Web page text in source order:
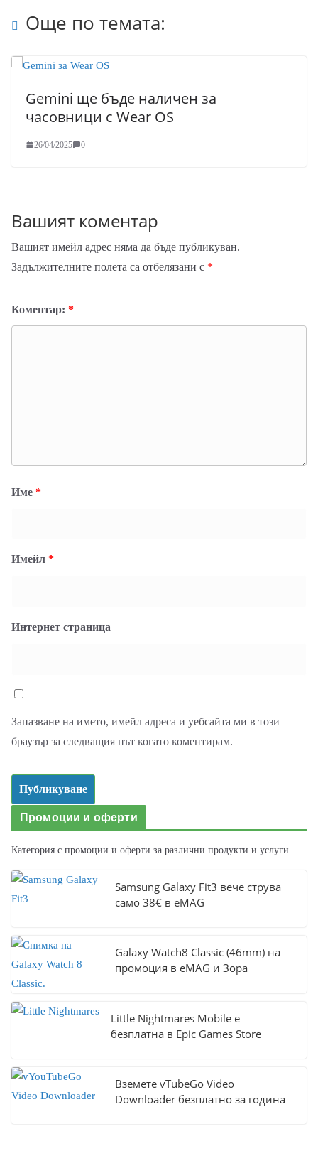
Още по темата:
Gemini ще бъде наличен за
часовници с Wear OS
26/04/2025 0
Вашият коментар
Вашият имейл адрес няма да бъде публикуван.
Задължителните полета са отбелязани с *
Коментар: *
Име *
Имейл *
Интернет страница
Запазване на името, имейл адреса и уебсайта ми в този
браузър за следващия път когато коментирам.
Промоции и оферти
Категория с промоции и оферти за различни продукти и услуги.
Samsung Galaxy Fit3 вече струва
само 38€ в eMAG
Galaxy Watch8 Classic (46mm) на
промоция в eMAG и Зора
Little Nightmares Mobile е
безплатна в Epic Games Store
Вземете vTubeGo Video
Downloader безплатно за година